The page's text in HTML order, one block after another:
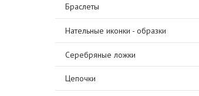
Браслеты
Нательные иконки - образки
Серебряные ложки
Цепочки